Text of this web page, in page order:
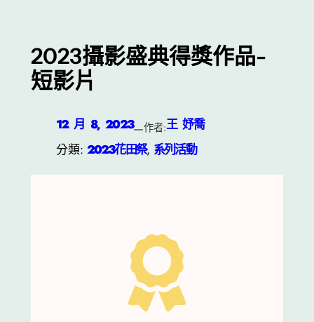
2023攝影盛典得獎作品-
短影片
12 月 8, 2023—作者:王 妤喬
分類: 2023花田祭, 系列活動